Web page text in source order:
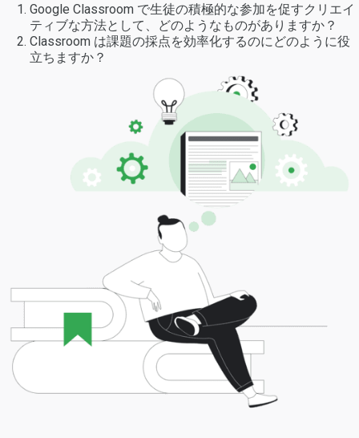
Google Classroom で生徒の積極的な参加を促すクリエイ
ティブな方法として、どのようなものがありますか？
Classroom は課題の採点を効率化するのにどのように役
立ちますか？